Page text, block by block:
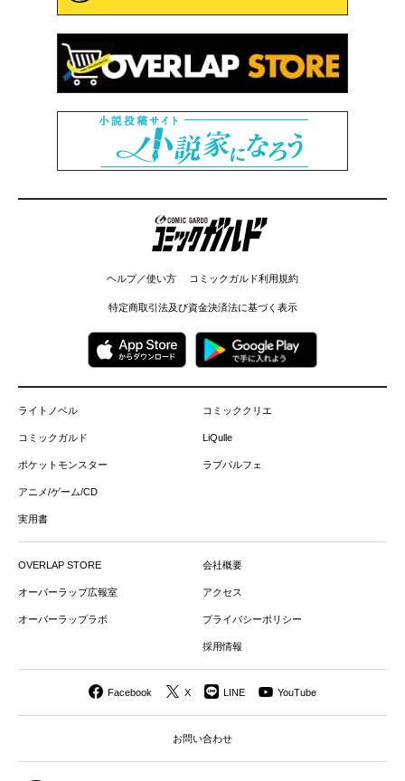
コミックガルド
ヘルプ／使い方 コミックガルド利用規約
特定商取引法及び資金決済法に基づく表示
ライトノベル
コミックガルド
ポケットモンスター
アニメ/ゲーム/CD
実用書
コミッククリエ
LiQulle
ラブパルフェ
OVERLAP STORE
オーバーラップ広報室
オーバーラップラボ
会社概要
アクセス
プライバシーポリシー
採用情報
Facebook X LINE YouTube
お問い合わせ